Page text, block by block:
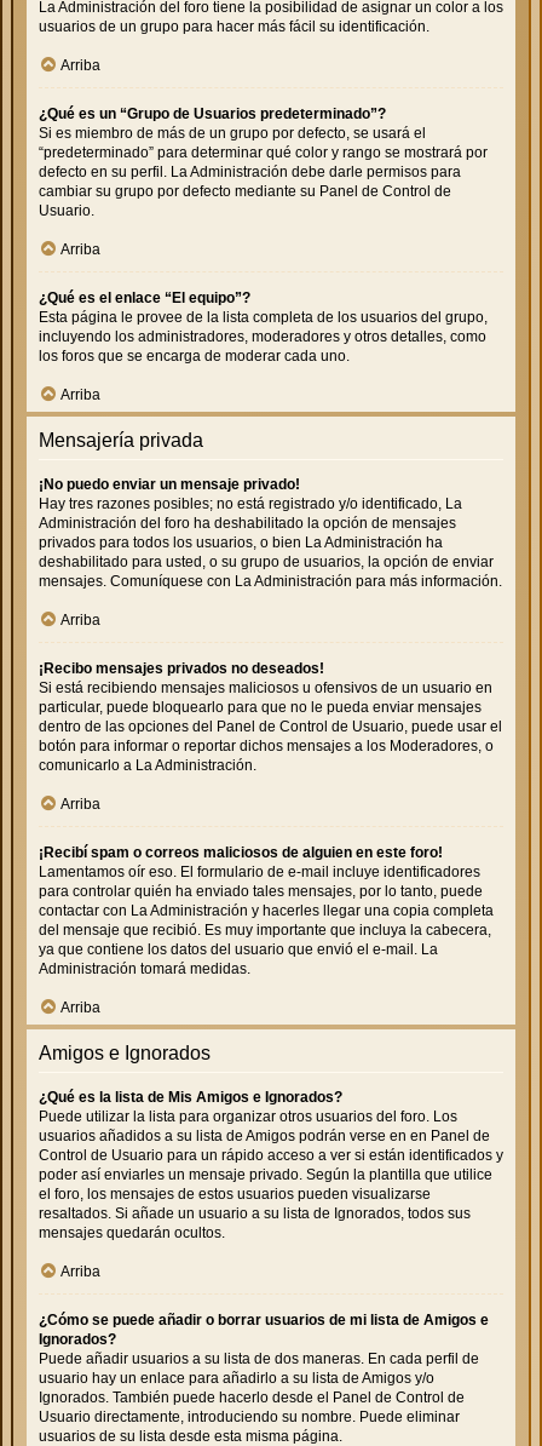
La Administración del foro tiene la posibilidad de asignar un color a los
usuarios de un grupo para hacer más fácil su identificación.
Arriba
¿Qué es un “Grupo de Usuarios predeterminado”?
Si es miembro de más de un grupo por defecto, se usará el
“predeterminado” para determinar qué color y rango se mostrará por
defecto en su perfil. La Administración debe darle permisos para
cambiar su grupo por defecto mediante su Panel de Control de
Usuario.
Arriba
¿Qué es el enlace “El equipo”?
Esta página le provee de la lista completa de los usuarios del grupo,
incluyendo los administradores, moderadores y otros detalles, como
los foros que se encarga de moderar cada uno.
Arriba
Mensajería privada
¡No puedo enviar un mensaje privado!
Hay tres razones posibles; no está registrado y/o identificado, La
Administración del foro ha deshabilitado la opción de mensajes
privados para todos los usuarios, o bien La Administración ha
deshabilitado para usted, o su grupo de usuarios, la opción de enviar
mensajes. Comuníquese con La Administración para más información.
Arriba
¡Recibo mensajes privados no deseados!
Si está recibiendo mensajes maliciosos u ofensivos de un usuario en
particular, puede bloquearlo para que no le pueda enviar mensajes
dentro de las opciones del Panel de Control de Usuario, puede usar el
botón para informar o reportar dichos mensajes a los Moderadores, o
comunicarlo a La Administración.
Arriba
¡Recibí spam o correos maliciosos de alguien en este foro!
Lamentamos oír eso. El formulario de e-mail incluye identificadores
para controlar quién ha enviado tales mensajes, por lo tanto, puede
contactar con La Administración y hacerles llegar una copia completa
del mensaje que recibió. Es muy importante que incluya la cabecera,
ya que contiene los datos del usuario que envió el e-mail. La
Administración tomará medidas.
Arriba
Amigos e Ignorados
¿Qué es la lista de Mis Amigos e Ignorados?
Puede utilizar la lista para organizar otros usuarios del foro. Los
usuarios añadidos a su lista de Amigos podrán verse en en Panel de
Control de Usuario para un rápido acceso a ver si están identificados y
poder así enviarles un mensaje privado. Según la plantilla que utilice
el foro, los mensajes de estos usuarios pueden visualizarse
resaltados. Si añade un usuario a su lista de Ignorados, todos sus
mensajes quedarán ocultos.
Arriba
¿Cómo se puede añadir o borrar usuarios de mi lista de Amigos e
Ignorados?
Puede añadir usuarios a su lista de dos maneras. En cada perfil de
usuario hay un enlace para añadirlo a su lista de Amigos y/o
Ignorados. También puede hacerlo desde el Panel de Control de
Usuario directamente, introduciendo su nombre. Puede eliminar
usuarios de su lista desde esta misma página.